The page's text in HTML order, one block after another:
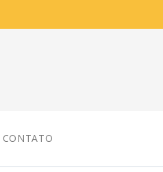
CONTATO